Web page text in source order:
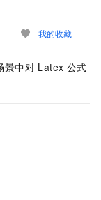
我的收藏
景中对 Latex 公式